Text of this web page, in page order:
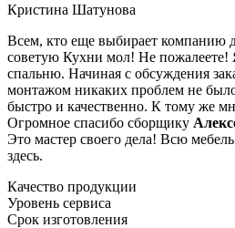
Кристина Шатунова
Всем, кто еще выбирает компанию
советую Кухни мол! Не пожалеете!
спальню. Начиная с обсуждения
монтажом никаких проблем не
быстро и качественно. К тому же
Огромное спасибо сборщику
Это мастер своего дела! Всю мебель
здесь.
Качество продукции
Уровень сервиса
Срок изготовления